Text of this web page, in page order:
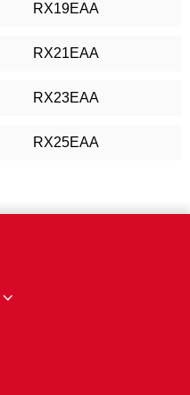
RX19EAA
RX21EAA
RX23EAA
RX25EAA